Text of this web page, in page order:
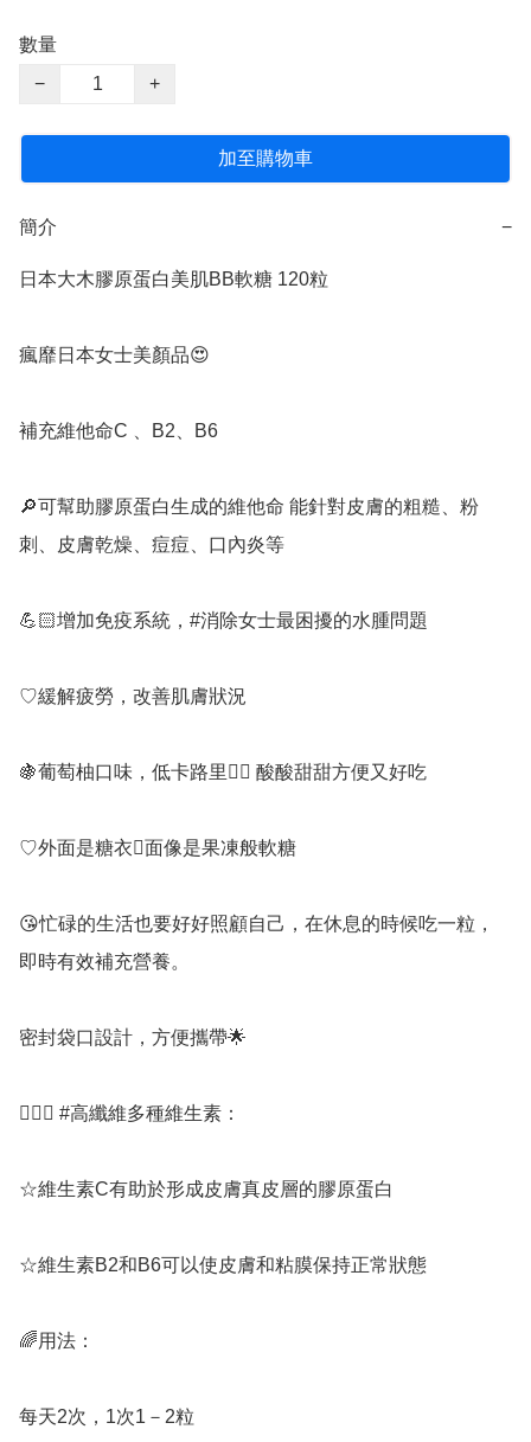
數量
−
+
加至購物車
簡介 −
日本大木膠原蛋白美肌BB軟糖 120粒
瘋靡日本女士美顏品😍
補充維他命C 、B2、B6
🔎可幫助膠原蛋白生成的維他命 能針對皮膚的粗糙、粉
刺、皮膚乾燥、痘痘、口內炎等
💪🏻增加免疫系統，#消除女士最困擾的水腫問題
♡緩解疲勞，改善肌膚狀況
🍇葡萄柚口味，低卡路里👍🏻 酸酸甜甜方便又好吃
♡外面是糖衣面像是果凍般軟糖
😘忙碌的生活也要好好照顧自己，在休息的時候吃一粒，
即時有效補充營養。
密封袋口設計，方便攜帶🌟
💁🏻‍♀️ #高纖維多種維生素：
☆維生素C有助於形成皮膚真皮層的膠原蛋白
☆維生素B2和B6可以使皮膚和粘膜保持正常狀態
🌈用法：
每天2次，1次1－2粒